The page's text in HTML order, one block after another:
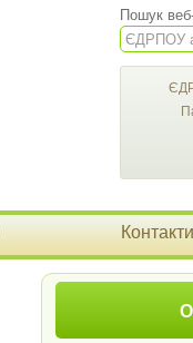
Пошук
Контакти